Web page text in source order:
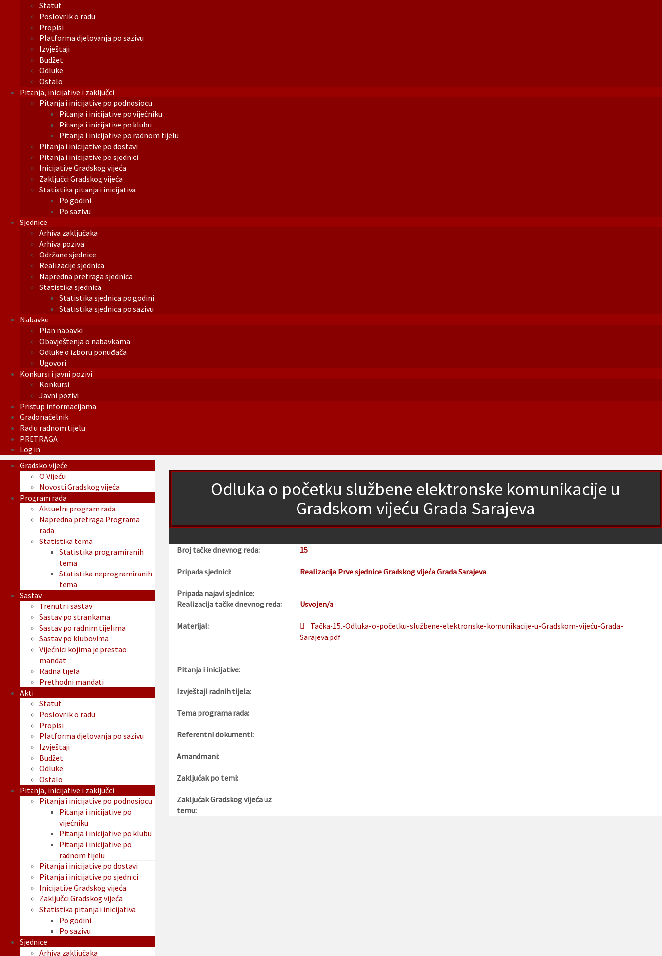
Statut
Poslovnik o radu
Propisi
Platforma djelovanja po sazivu
Izvještaji
Budžet
Odluke
Ostalo
Pitanja, inicijative i zaključci
Pitanja i inicijative po podnosiocu
Pitanja i inicijative po vijećniku
Pitanja i inicijative po klubu
Pitanja i inicijative po radnom tijelu
Pitanja i inicijative po dostavi
Pitanja i inicijative po sjednici
Inicijative Gradskog vijeća
Zaključci Gradskog vijeća
Statistika pitanja i inicijativa
Po godini
Po sazivu
Sjednice
Arhiva zaključaka
Arhiva poziva
Održane sjednice
Realizacije sjednica
Napredna pretraga sjednica
Statistika sjednica
Statistika sjednica po godini
Statistika sjednica po sazivu
Nabavke
Plan nabavki
Obavještenja o nabavkama
Odluke o izboru ponuđača
Ugovori
Konkursi i javni pozivi
Konkursi
Javni pozivi
Pristup informacijama
Gradonačelnik
Rad u radnom tijelu
PRETRAGA
Log in
Odluka o početku službene elektronske komunikacije u
Gradskom vijeću Grada Sarajeva
Broj tačke dnevnog reda: 15
Pripada sjednici: Realizacija Prve sjednice Gradskog vijeća Grada Sarajeva
Pripada najavi sjednice:
Realizacija tačke dnevnog reda:
Usvojen/a
Materijal:
Tačka-15.-Odluka-o-početku-službene-elektronske-komunikacije-u-Gradskom-vijeću-Grada-
Sarajeva.pdf
Pitanja i inicijative:
Izvještaji radnih tijela:
Tema programa rada:
Referentni dokumenti:
Amandmani:
Zaključak po temi:
Zaključak Gradskog vijeća uz
temu:
Gradsko vijeće
O Vijeću
Novosti Gradskog vijeća
Program rada
Aktuelni program rada
Napredna pretraga Programa
rada
Statistika tema
Statistika programiranih
tema
Statistika neprogramiranih
tema
Sastav
Trenutni sastav
Sastav po strankama
Sastav po radnim tijelima
Sastav po klubovima
Vijećnici kojima je prestao
mandat
Radna tijela
Prethodni mandati
Akti
Statut
Poslovnik o radu
Propisi
Platforma djelovanja po sazivu
Izvještaji
Budžet
Odluke
Ostalo
Pitanja, inicijative i zaključci
Pitanja i inicijative po podnosiocu
Pitanja i inicijative po
vijećniku
Pitanja i inicijative po klubu
Pitanja i inicijative po
radnom tijelu
Pitanja i inicijative po dostavi
Pitanja i inicijative po sjednici
Inicijative Gradskog vijeća
Zaključci Gradskog vijeća
Statistika pitanja i inicijativa
Po godini
Po sazivu
Sjednice
Arhiva zaključaka